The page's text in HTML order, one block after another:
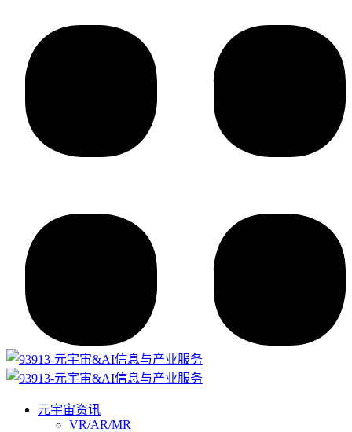
元宇宙资讯
VR/AR/MR